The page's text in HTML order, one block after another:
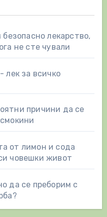
безопасно лекарство,
не сте чували
лек за всичко
причини да се
от лимон и сода
човешки живот
да се преборим с